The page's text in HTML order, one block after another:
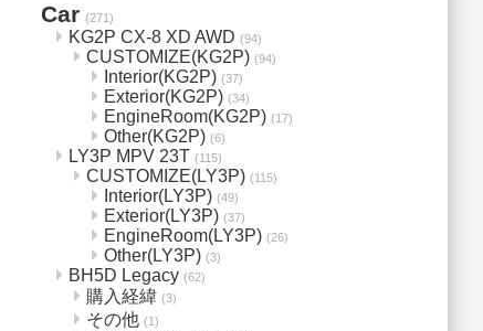
Car (271)
KG2P CX-8 XD AWD (94)
CUSTOMIZE(KG2P) (94)
Interior(KG2P) (37)
Exterior(KG2P) (34)
EngineRoom(KG2P) (17)
Other(KG2P) (6)
LY3P MPV 23T (115)
CUSTOMIZE(LY3P) (115)
Interior(LY3P) (49)
Exterior(LY3P) (37)
EngineRoom(LY3P) (26)
Other(LY3P) (3)
BH5D Legacy (62)
購入経緯 (3)
その他 (1)